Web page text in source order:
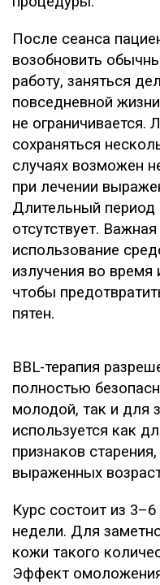
После сеанса
возобновить
работу, заняться
повседневной
не ограничивается.
сохраняться
случаях возможен
при лечении
Длительный период
отсутствует.
использование
излучения во время
чтобы
пятен.
BBL-терапия
полностью
молодой, так и для
используется как
признаков
выраженных
Курс состоит из
недели. Для
кожи такого
Эффект